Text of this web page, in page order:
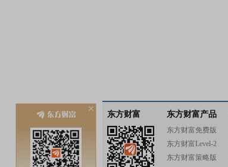
东方财富 东方财富产品
东方财富免费版
东方财富Level-2
东方财富策略版